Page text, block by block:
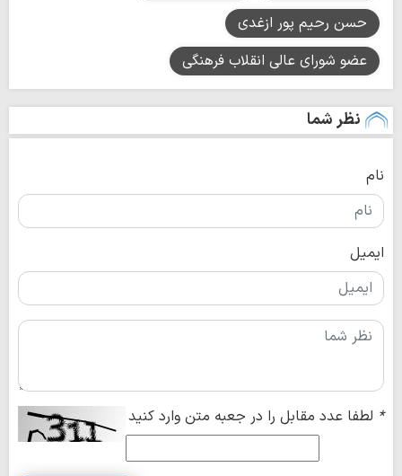
حسن رحیم پور ازغدی
عضو شورای عالی انقلاب فرهنگی
نظر شما
نام
ایمیل
* لطفا عدد مقابل را در جعبه متن وارد کنید